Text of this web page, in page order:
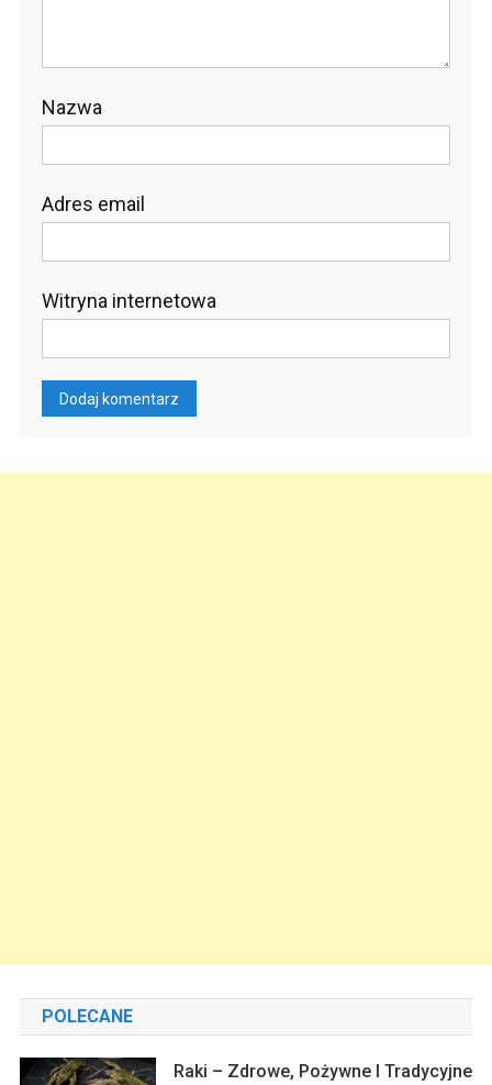
Nazwa
Adres email
Witryna internetowa
POLECANE
Raki – Zdrowe, Pożywne I Tradycyjne